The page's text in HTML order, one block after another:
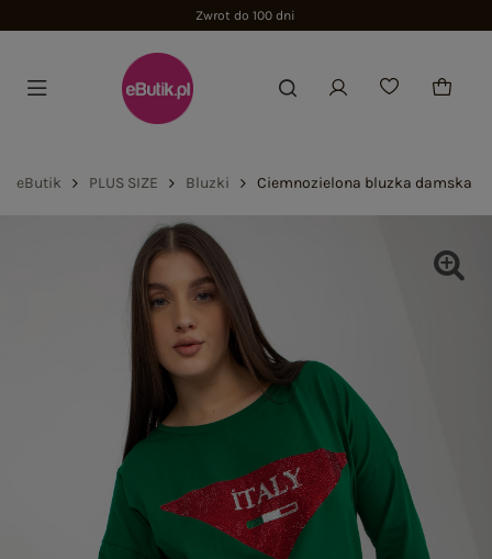
Zwrot do 100 dni
eButik PLUS SIZE Bluzki Ciemnozielona bluzka damska